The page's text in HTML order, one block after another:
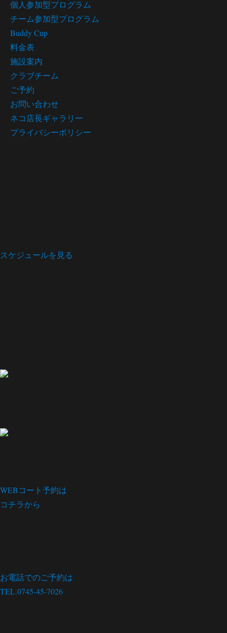
個人参加型プログラム
チーム参加型プログラム
Buddy Cup
料金表
施設案内
クラブチーム
ご予約
お問い合わせ
ネコ店長ギャラリー
プライバシーポリシー
スケジュールを見る
WEBコート予約は
コチラから
お電話でのご予約は
TEL.0745-45-7026